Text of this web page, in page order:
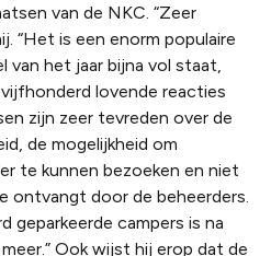
van de NKC. “Zeer
“Het is een enorm populaire
van het jaar bijna vol staat,
lovende reacties
zijn zeer tevreden over de
de mogelijkheid om
te kunnen bezoeken en niet
ontvangt door de beheerders.
geparkeerde campers is na
Ook wijst hij erop dat de